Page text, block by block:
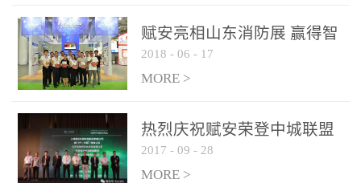
现火焰的跟踪和识别。能
更早的进行预警，达到早
报早防的效果。 系统构
成示意图： 图像型火灾
和监控端两大部分组成。
两者之间通过以太网相
联，一台监控主机最多可
赋安亮相山东消防展 赢得智
慧消防新荣耀
2018 - 06 - 17
MORE >
热烈庆祝赋安荣登中城联盟
联合采购战略合作平台
2017 - 09 - 28
MORE >